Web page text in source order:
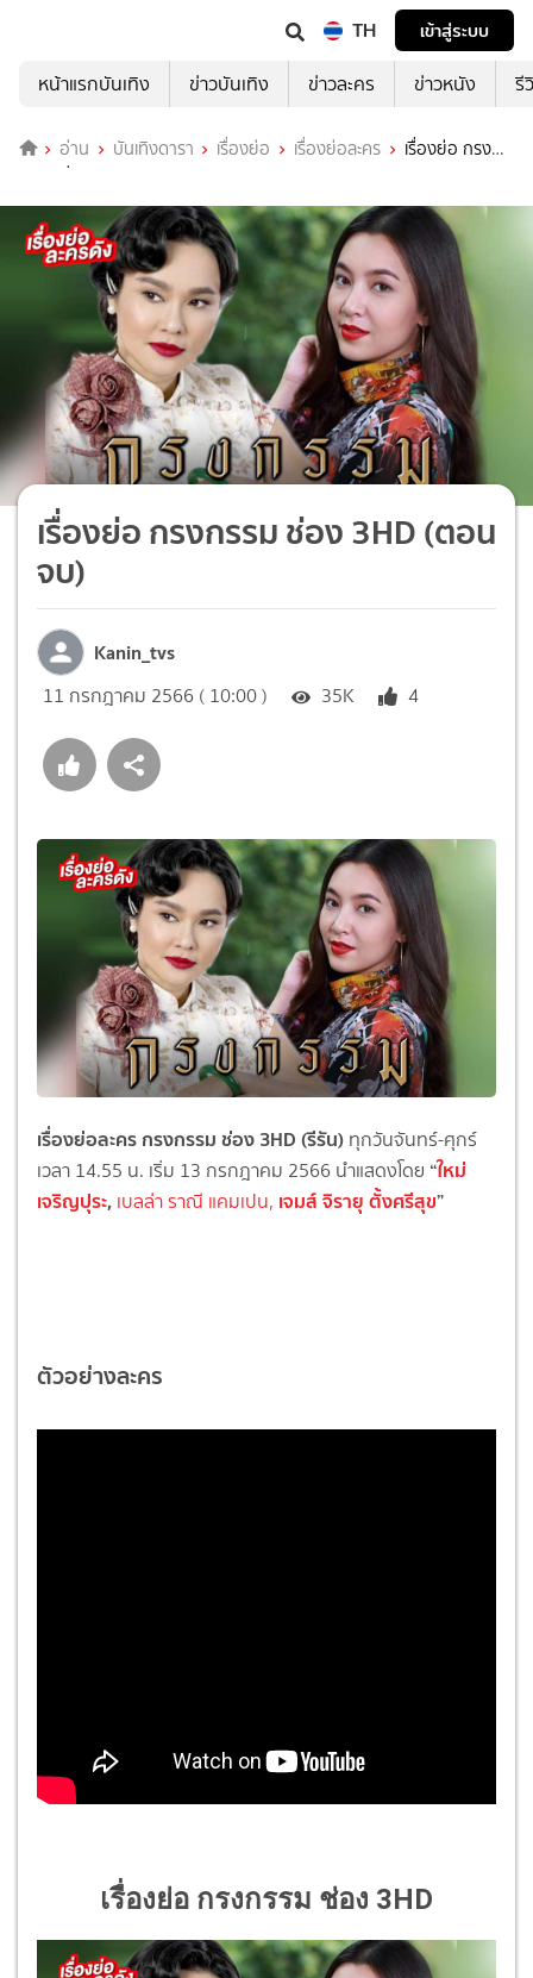
TH
เข้าสู่ระบบ
หน้าแรกบันเทิง
ข่าวบันเทิง ข่าวละคร ข่าวหนัง รี
อ่าน บันเทิงดารา เรื่องย่อ เรื่องย่อละคร
เรื่องย่อ กรง
กรรม ช่อง 3HD (ตอนจบ)
เรื่องย่อ กรงกรรม ช่อง 3HD (ตอน
จบ)
Kanin_tvs
11 กรกฎาคม 2566 ( 10:00 ) 35K 4
เรื่องย่อละคร กรงกรรม ช่อง 3HD (รีรัน) ทุกวันจันทร์-ศุกร์
เวลา 14.55 น. เริ่ม 13 กรกฎาคม 2566 นำแสดงโดย “ใหม่
เจริญปุระ, เบลล่า ราณี แคมเปน, เจมส์ จิรายุ ตั้งศรีสุข”
ตัวอย่างละคร
เรื่องย่อ กรงกรรม ช่อง 3HD